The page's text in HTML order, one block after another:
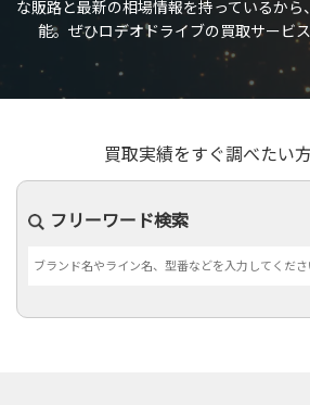
初めての方へ
買取サービスのご案内
買取ブランド
よくあるご質問
コラム
お知らせ
な販路と最新の相場情報を持っているから
能。ぜひロデオドライブの買取サービ
買取実績をすぐ調べたい
フリーワード検索